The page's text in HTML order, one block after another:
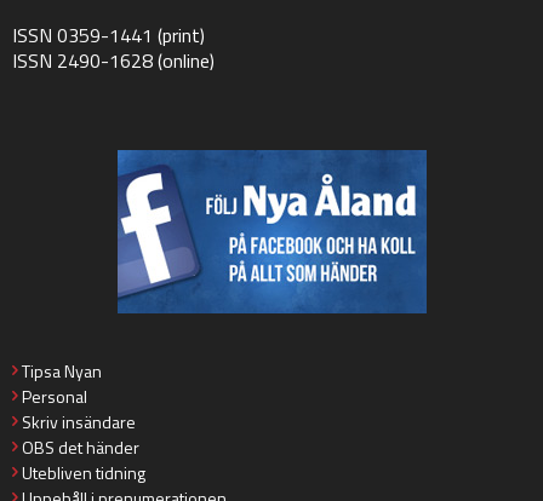
ISSN 0359-1441 (print)
ISSN 2490-1628 (online)
Tipsa Nyan
Personal
Skriv insändare
OBS det händer
Utebliven tidning